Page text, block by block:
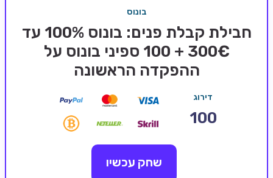
בלאקג'ק אונליין
בונוסים בקזינו אונליין
בונוס
חבילת קבלת פנים: בונוס 100% עד
300€ + 100 ספיני בונוס על
ההפקדה הראשונה
דירוג
100
שחק עכשיו